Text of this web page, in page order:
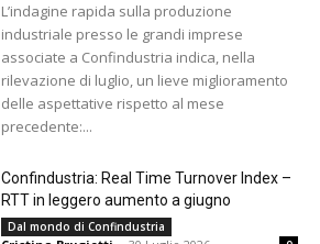
L’indagine rapida sulla produzione
industriale presso le grandi imprese
associate a Confindustria indica, nella
rilevazione di luglio, un lieve miglioramento
delle aspettative rispetto al mese
precedente:...
Confindustria: Real Time Turnover Index –
RTT in leggero aumento a giugno
Dal mondo di Confindustria